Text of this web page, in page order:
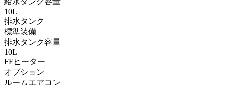
10L
排水タンク
標準装備
排水タンク容量
10L
FFヒーター
オプション
ルームエアコン